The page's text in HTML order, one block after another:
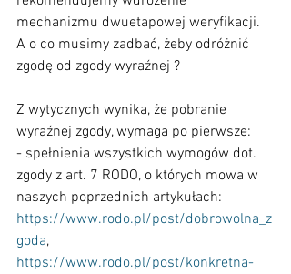
mechanizmu dwuetapowej weryfikacji.
A o co musimy zadbać, żeby odróżnić
zgodę od zgody wyraźnej ?
Z wytycznych wynika, że pobranie
wyraźnej zgody, wymaga po pierwsze:
- spełnienia wszystkich wymogów dot.
zgody z art. 7 RODO, o których mowa w
naszych poprzednich artykułach:
https://www.rodo.pl/post/dobrowolna_z
goda,
https://www.rodo.pl/post/konkretna-